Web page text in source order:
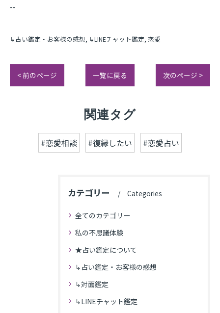
--
↳占い鑑定・お客様の感想 ↳LINEチャット鑑定 恋愛
< 前のページ 一覧に戻る 次のページ >
関連タグ
#恋愛相談 #復縁したい #恋愛占い
カテゴリー Categories
全てのカテゴリー
私の不思議体験
★占い鑑定について
↳占い鑑定・お客様の感想
↳対面鑑定
↳LINEチャット鑑定